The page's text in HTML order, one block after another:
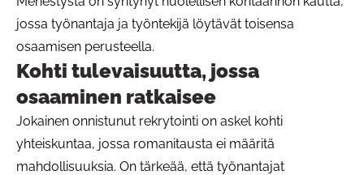
jossa työnantaja ja työntekijä löytävät toisensa
osaamisen perusteella.
Kohti tulevaisuutta, jossa
osaaminen ratkaisee
Jokainen onnistunut rekrytointi on askel kohti
yhteiskuntaa, jossa romanitausta ei määritä
mahdollisuuksia. On tärkeää, että työnantajat